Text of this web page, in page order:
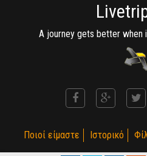
A journey gets better when
Ποιοί είμαστε Ιστορικό